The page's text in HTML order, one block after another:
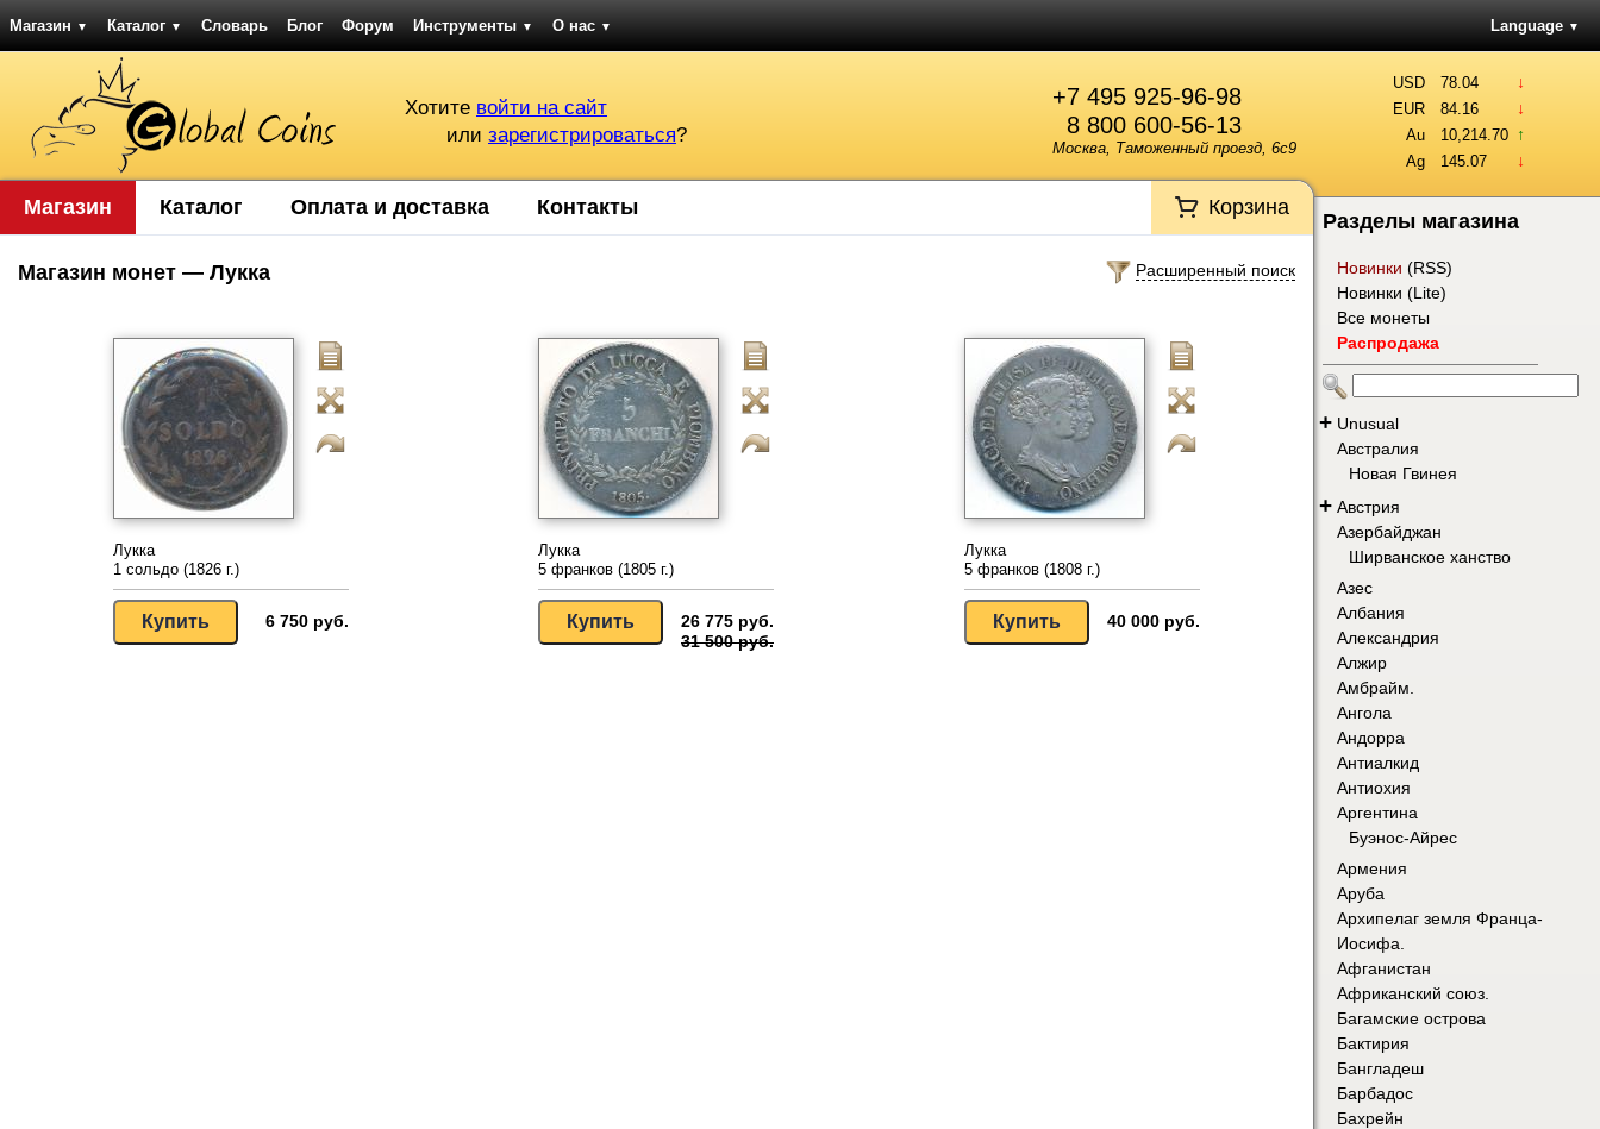
Магазин ▼ Каталог ▼ Словарь Блог Форум Инструменты ▼ О нас ▼ Language ▼
+7 495 925-96-98
8 800 600-56-13
Москва, Таможенный проезд, 6с9
Хотите войти на сайт
или зарегистрироваться?
USD 78.04 ↓
EUR 84.16 ↓
Au 10,214.70 ↑
Ag 145.07 ↓
Магазин Каталог Оплата и доставка Контакты Корзина
Расширенный поиск
Магазин монет — Лукка
Лукка
1 сольдо (1826 г.)
6 750 руб.
Лукка
5 франков (1805 г.)
26 775 руб.
31 500 руб.
Лукка
5 франков (1808 г.)
40 000 руб.
Разделы магазина
Новинки (RSS)
Новинки (Lite)
Все монеты
Распродажа
+ Unusual
Австралия
Новая Гвинея
+ Австрия
Азербайджан
Ширванское ханство
Азес
Албания
Александрия
Алжир
Амбрайм.
Ангола
Андорра
Антиалкид
Антиохия
Аргентина
Буэнос-Айрес
Армения
Аруба
Архипелаг земля Франца-
Иосифа.
Афганистан
Африканский союз.
Багамские острова
Бактирия
Бангладеш
Барбадос
Бахрейн